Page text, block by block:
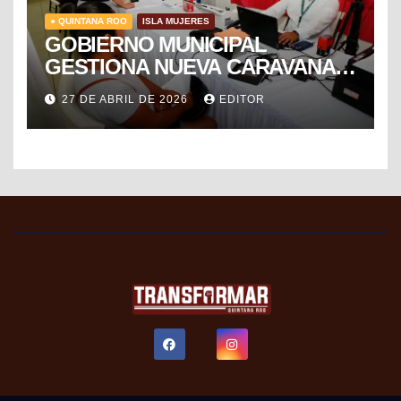
● QUINTANA ROO ISLA MUJERES
GOBIERNO MUNICIPAL
GESTIONA NUEVA CARAVANA
DE FORMALIZACIÓN Y
PROGRESO DEL SAT PARA
FACILITAR TRÁMITES FISCALES
27 DE ABRIL DE 2026 EDITOR